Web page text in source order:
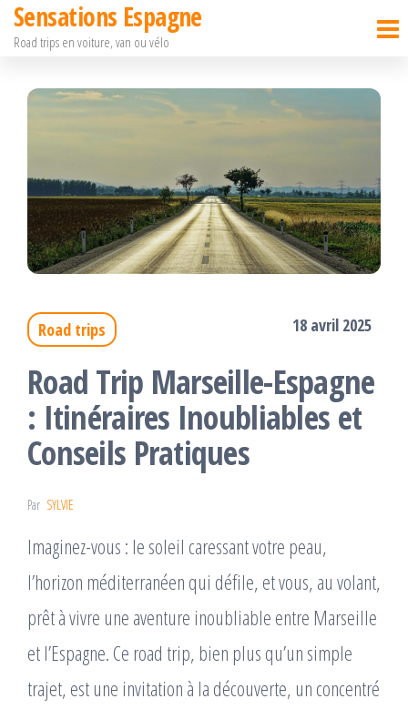
Passer
contenu
Sensations Espagne
Road trips en voiture, van ou vélo
Road trips 18 avril 2025
Road Trip Marseille-Espagne
: Itinéraires Inoubliables et
Conseils Pratiques
Par SYLVIE
Imaginez-vous : le soleil caressant votre peau,
l’horizon méditerranéen qui défile, et vous, au volant,
prêt à vivre une aventure inoubliable entre Marseille
et l’Espagne. Ce road trip, bien plus qu’un simple
trajet, est une invitation à la découverte, un concentré